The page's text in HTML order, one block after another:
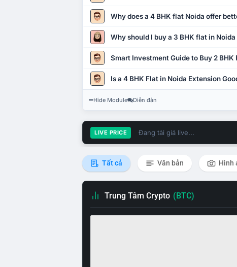
Why does a 4 BHK flat Noida offer
Why should I buy a 3 BHK flat in
Smart Investment Guide to Buy 2 BHK
Is a 4 BHK Flat in Noida Extension
Hide Module Diễn đàn
LIVE PRICE Đang tải giá live...
Tất cả Văn bản Hình
Trung Tâm Crypto (BTC)